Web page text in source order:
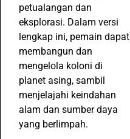
petualangan dan
eksplorasi. Dalam versi
lengkap ini, pemain dapat
membangun dan
mengelola koloni di
planet asing, sambil
menjelajahi keindahan
alam dan sumber daya
yang berlimpah.